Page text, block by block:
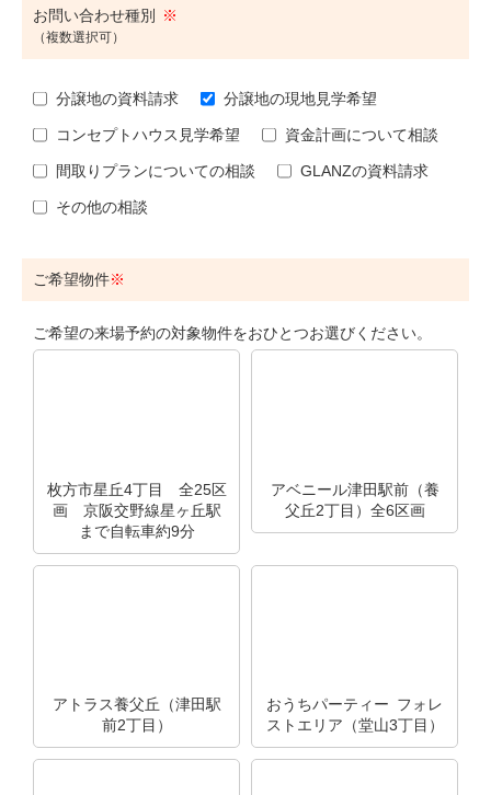
お問い合わせ種別
（複数選択可）
分譲地の資料請求 分譲地の現地見学希望
コンセプトハウス見学希望 資金計画について相談
間取りプランについての相談 GLANZの資料請求
その他の相談
ご希望物件
ご希望の来場予約の対象物件をおひとつお選びください。
枚方市星丘4丁目 全25区
画 京阪交野線星ヶ丘駅
まで自転車約9分
アベニール津田駅前（養
父丘2丁目）全6区画
アトラス養父丘（津田駅
前2丁目）
おうちパーティー フォレ
ストエリア（堂山3丁目）